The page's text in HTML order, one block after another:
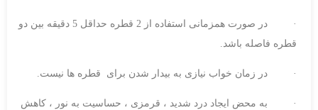
· در صورت همزمانی استفاده از 2 قطره حداقل 5 دقیقه بین دو
قطره فاصله باشد.
· در زمان خواب نیازی به بیدار شدن برای قطره ها نیست.
· به محض ایجاد درد شدید ، قرمزی ، حساسیت به نور ، کاهش